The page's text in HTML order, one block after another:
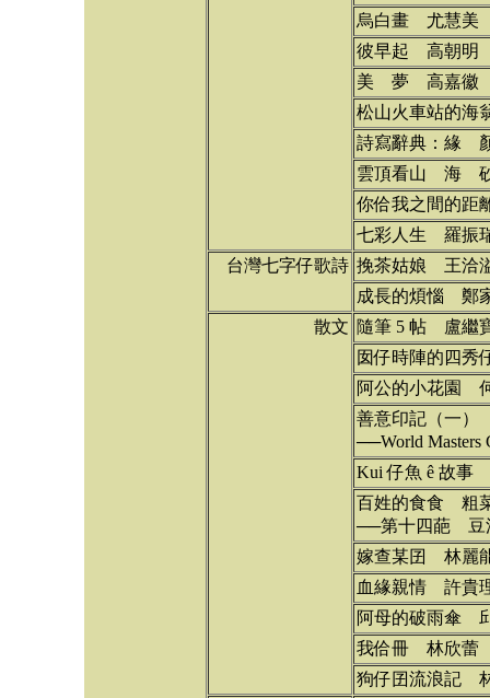
烏白畫 尤慧美
彼早起 高朝明
美 夢 高嘉徽
松山火車站的
詩寫辭典：緣
雲頂看山 海
你佮我之間的
七彩人生 羅振
台灣七字仔歌詩 挽茶姑娘 王洽
成長的煩惱 鄭
散文 隨筆 5 帖 盧繼
囡仔時陣的四
阿公的小花園
善意印記（一）
──World
Kui 仔魚 ê 故
百姓的食食 粗
──第十四葩 豆
嫁查某囝 林麗
血緣親情 許貴
阿母的破雨傘
我佮冊 林欣蕾
狗仔囝流浪記